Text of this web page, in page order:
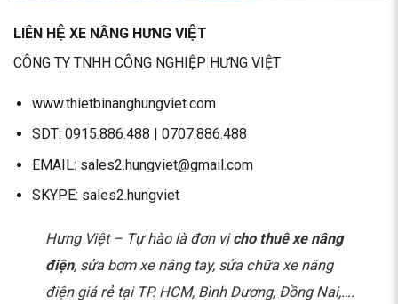
LIÊN HỆ XE NÂNG HƯNG VIỆT
CÔNG TY TNHH CÔNG NGHIỆP HƯNG VIỆT
www.thietbinanghungviet.com
SDT: 0915.886.488
0707.886.488
EMAIL: sales2.hungviet@gmail.com
SKYPE: sales2.hungviet
Hưng Việt – Tự hào là đơn vịcho thuê xe nâng
điện, sửa bơm xe nâng tay, sửa chữa xe nâng
điện giá rẻ tại TP. HCM, Bình Dương, Đồng Nai,….